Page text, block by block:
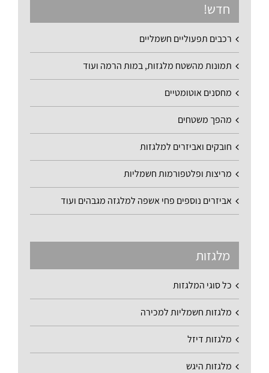
חדש!
רכבים תפעוליים חשמליים
תמונות מהשטח מלגזות, במות הרמה ועוד
מחסנים אוטומטיים
מהפך משטחים
חובקים ואביזרים למלגזות
מריצות ופלטפורמות חשמליות
אביזרים נוספים פחי אשפה למלגזה מגבהים ועוד
מלגזות
כל סוגי המלגזות
מלגזות חשמליות למכירה
מלגזות דיזל
מלגזות היגש